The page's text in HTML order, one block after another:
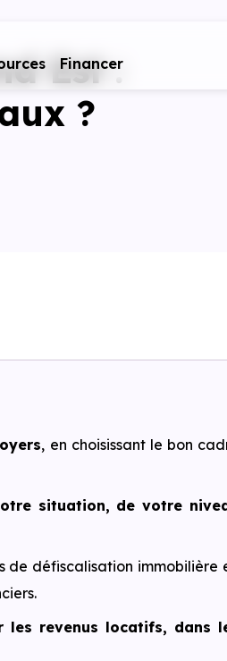
Financer
Est :
?
, en choisissant le bon
situation, de votre
de défiscalisation immobilière
les revenus locatifs, dans